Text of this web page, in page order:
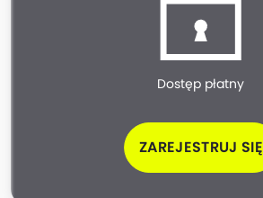
Dostęp płatny
ZAREJESTRUJ SIĘ